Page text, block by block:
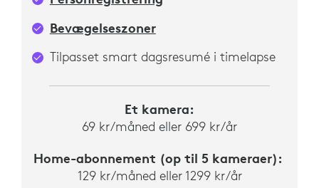
Bevægelseszoner
Tilpasset smart dagsresumé i timelapse
Et kamera:
69 kr/måned eller 699 kr/år
Home-abonnement (op til 5 kameraer):
129 kr/måned eller 1299 kr/år